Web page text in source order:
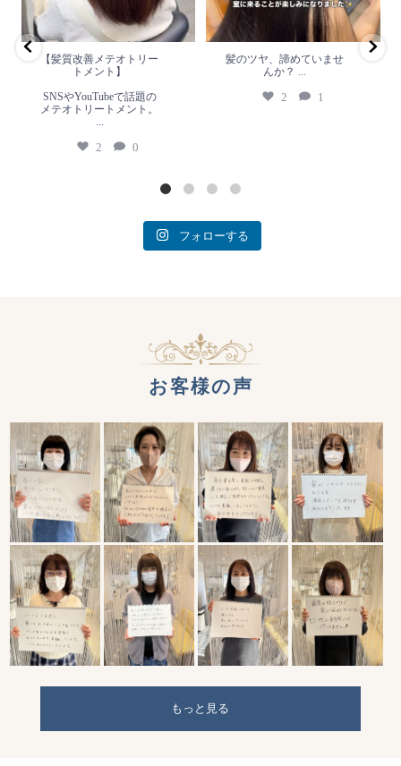
2 0
【髪質改善メテオトリー
トメント】
SNSやYouTubeで話題の
メテオトリートメント。
2 0
髪のツヤ、諦めていませ
んか？
2 1
フォローする
お客様の声
もっと見る